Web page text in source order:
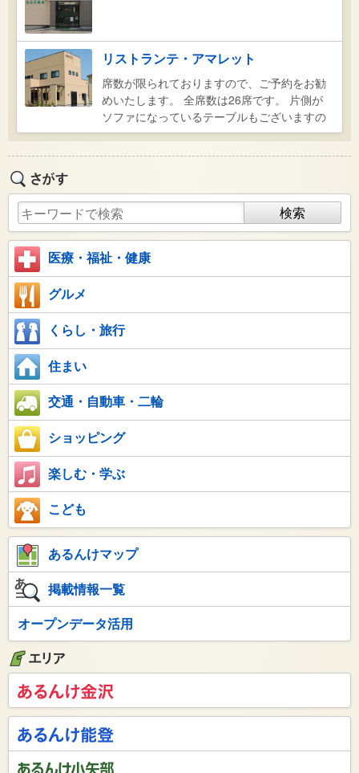
リストランテ・アマレット
席数が限られておりますので、ご予約をお勧
めいたします。 全席数は26席です。 片側が
ソファになっているテーブルもございますの
でお子様も安心です。 どうぞご一緒にお越し
医療・福祉・健康
グルメ
くらし・旅行
住まい
交通・自動車・二輪
ショッピング
楽しむ・学ぶ
こども
あるんけマップ
掲載情報一覧
オープンデータ活用